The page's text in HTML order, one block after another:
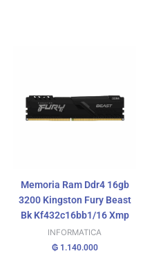
Memoria Ram Ddr4 16gb
3200 Kingston Fury Beast
Bk Kf432c16bb1/16 Xmp
INFORMATICA
₲1.140.000